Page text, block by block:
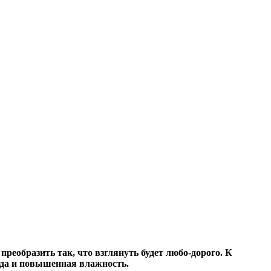
так, что взглянуть будет любо-дорого. К
и повышенная влажность.